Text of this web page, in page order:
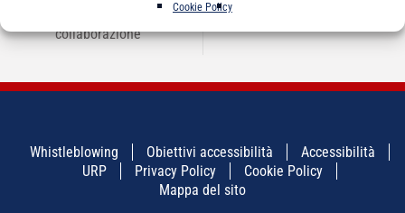
Cookie Policy
collaborazione
Whistleblowing Obiettivi accessibilità
Accessibilità
URP
Privacy Policy
Cookie Policy
Mappa del sito